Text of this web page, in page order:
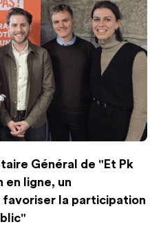
Général de "Et Pk
en ligne, un
la participation